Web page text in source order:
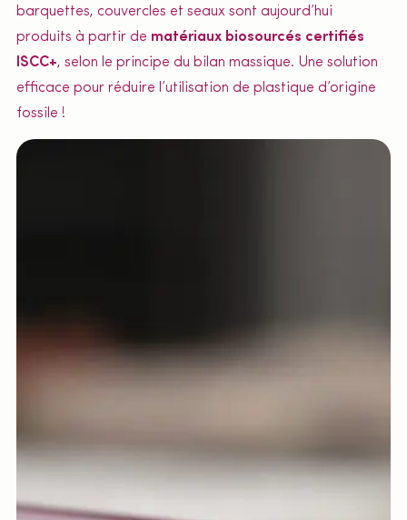
barquettes, couvercles et seaux sont aujourd’hui
produits à partir de matériaux biosourcés certifiés
ISCC+, selon le principe du bilan massique. Une solution
efficace pour réduire l’utilisation de plastique d’origine
fossile !